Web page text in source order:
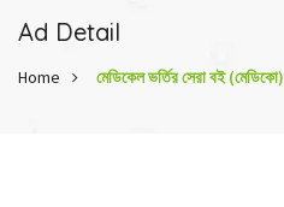
Ad Detail
Home মেডিকেল ভর্তির সেরা বই (মেডিকো)